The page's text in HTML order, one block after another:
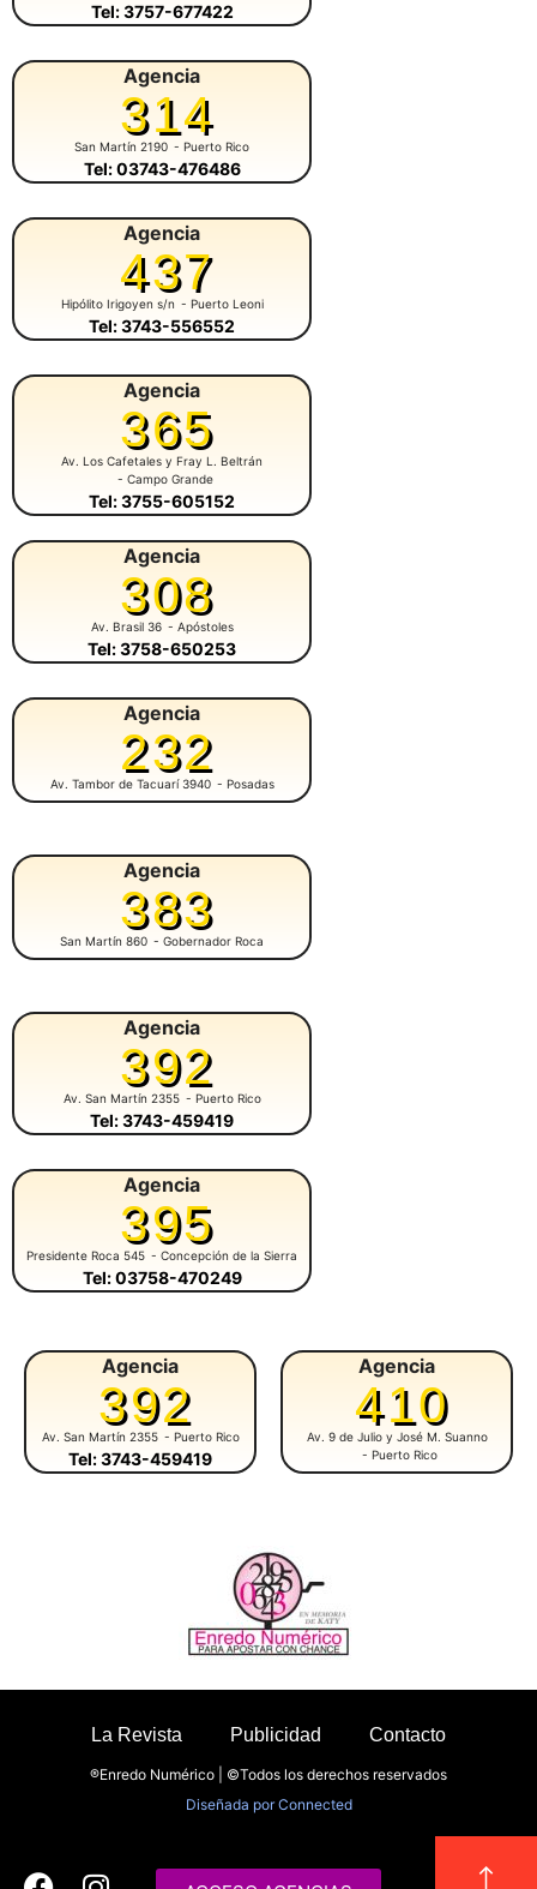
Tel: 3757-677422
Agencia
314
San Martín 2190 - Puerto Rico
Tel: 03743-476486
Agencia
437
Hipólito Irigoyen s/n - Puerto Leoni
Tel: 3743-556552
Agencia
365
Av. Los Cafetales y Fray L. Beltrán
- Campo Grande
Tel: 3755-605152
Agencia
308
Av. Brasil 36 - Apóstoles
Tel: 3758-650253
Agencia
232
Av. Tambor de Tacuarí 3940 - Posadas
Agencia
383
San Martín 860 - Gobernador Roca
Agencia
392
Av. San Martín 2355 - Puerto Rico
Tel: 3743-459419
Agencia
395
Presidente Roca 545 - Concepción de la Sierra
Tel: 03758-470249
Agencia
392
Av. San Martín 2355 - Puerto Rico
Tel: 3743-459419
Agencia
410
Av. 9 de Julio y José M. Suanno
- Puerto Rico
La Revista Publicidad Contacto
®Enredo Numérico | ©Todos los derechos reservados
Diseñada porConnected